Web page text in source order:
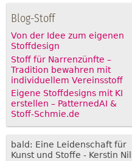
Blog-Stoff
Von der Idee zum eigenen
Stoffdesign
Stoff für Narrenzünfte –
Tradition bewahren mit
individuellem Vereinsstoff
Eigene Stoffdesigns mit KI
erstellen – PatternedAI &
Stoff-Schmie.de
bald: Eine Leidenschaft für
Kunst und Stoffe - Kerstin Nill